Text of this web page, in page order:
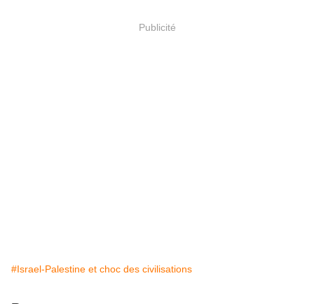
Publicité
#Israel-Palestine et choc des civilisations